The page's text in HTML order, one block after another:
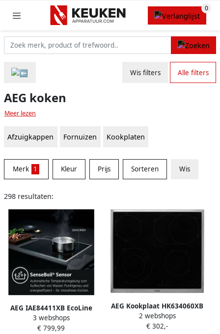
Wis filters Alle filters
AEG koken
Meer lezen
Afzuigkappen Fornuizen Kookplaten
Merk 1 Kleur Prijs Sorteren Wis
298 resultaten:
AEG IAE84411XB EcoLine
Ingebouwd Zone van
inductiekookplaat Zwart
3 webshops
€ 799,99
AEG Kookplaat HK634060XB
| Vitrokeramische
kookplaten |
2 webshops
€ 302,-